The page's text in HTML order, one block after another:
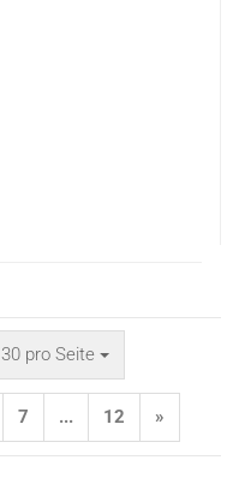
30 pro Seite
pro Seite
7 ... 12 »